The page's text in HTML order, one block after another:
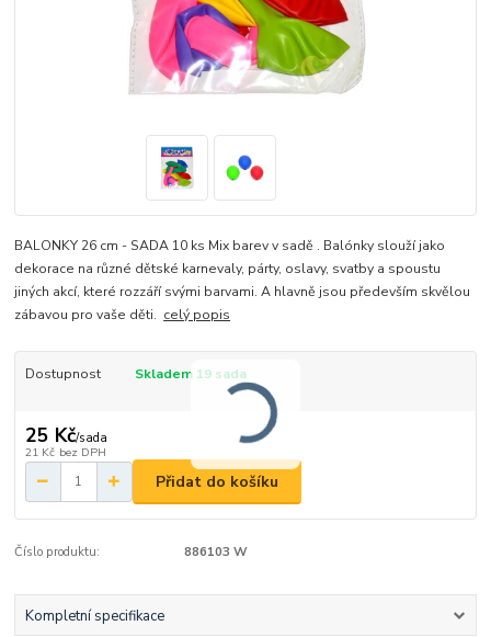
BALONKY 26 cm - SADA 10 ks Mix barev v sadě . Balónky slouží jako
dekorace na různé dětské karnevaly, párty, oslavy, svatby a spoustu
jiných akcí, které rozzáří svými barvami. A hlavně jsou především skvělou
zábavou pro vaše děti. celý popis
Dostupnost Skladem 19 sada
25 Kč/sada
21 Kč bez DPH
Přidat do košíku
Číslo produktu: 886103 W
Kompletní specifikace